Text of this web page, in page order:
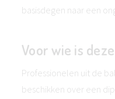
basisdegen naar een
Voor wie is
Professionelen uit de
beschikken over een